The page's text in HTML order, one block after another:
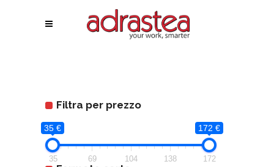
Filtra per prezzo
35 € 172 €
35 69 104 138 172